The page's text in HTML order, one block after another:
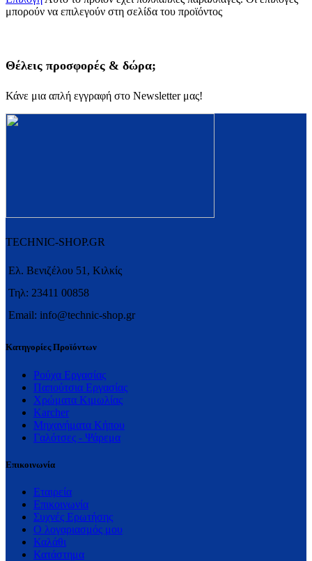
μπορούν να επιλεγούν στη σελίδα του προϊόντος
Θέλεις προσφορές & δώρα;
Κάνε μια απλή εγγραφή στο Newsletter μας!
TECHNIC-SHOP.GR
Ελ. Βενιζέλου 51, Κιλκίς
Τηλ: 23411 00858
Email: info@technic-shop.gr
Κατηγορίες Προϊόντων
Ρούχα Εργασίας
Παπούτσια Εργασίας
Χρώματα Κιμωλίας
Karcher
Μηχανήματα Κήπου
Γαλότσες - Ψάρεμα
Επικοινωνία
Εταιρεία
Επικοινωνία
Συχνές Ερωτήσης
Ο λογαριασμός μου
Καλάθι
Κατάστημα